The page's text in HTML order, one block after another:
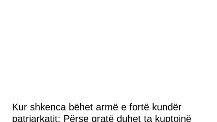
Kur shkenca bëhet armë e fortë kundër
patriarkatit: Përse gratë duhet ta kuptojnë